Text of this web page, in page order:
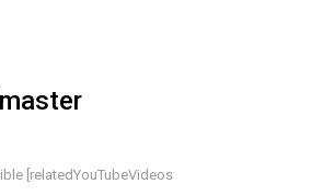
[relatedYouTubeVideos